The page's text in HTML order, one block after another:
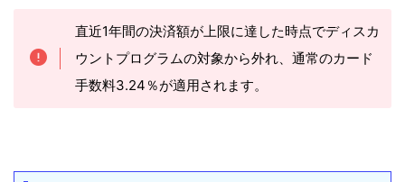
直近1年間の決済額が上限に達した時点でディスカ
ウントプログラムの対象から外れ、通常のカード
手数料3.24％が適用されます。